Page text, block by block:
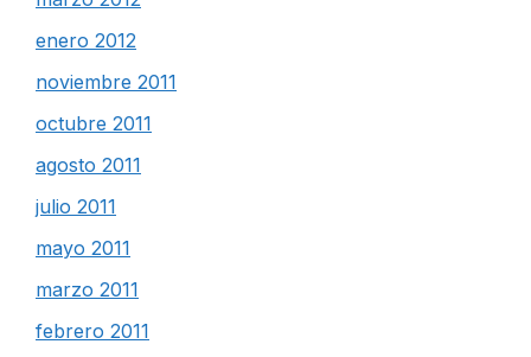
enero 2012
noviembre 2011
octubre 2011
agosto 2011
julio 2011
mayo 2011
marzo 2011
febrero 2011